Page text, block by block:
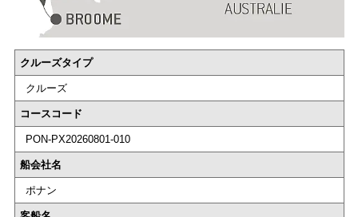
クルーズタイプ
クルーズ
コースコード
PON-PX20260801-010
船会社名
ポナン